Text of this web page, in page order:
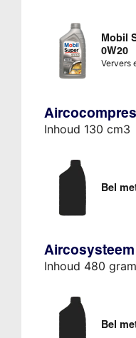
Mobil
0W20
Ververs
Inhoud 130 cm3
Bel
Aircosysteem
Inhoud 480 gram
Bel